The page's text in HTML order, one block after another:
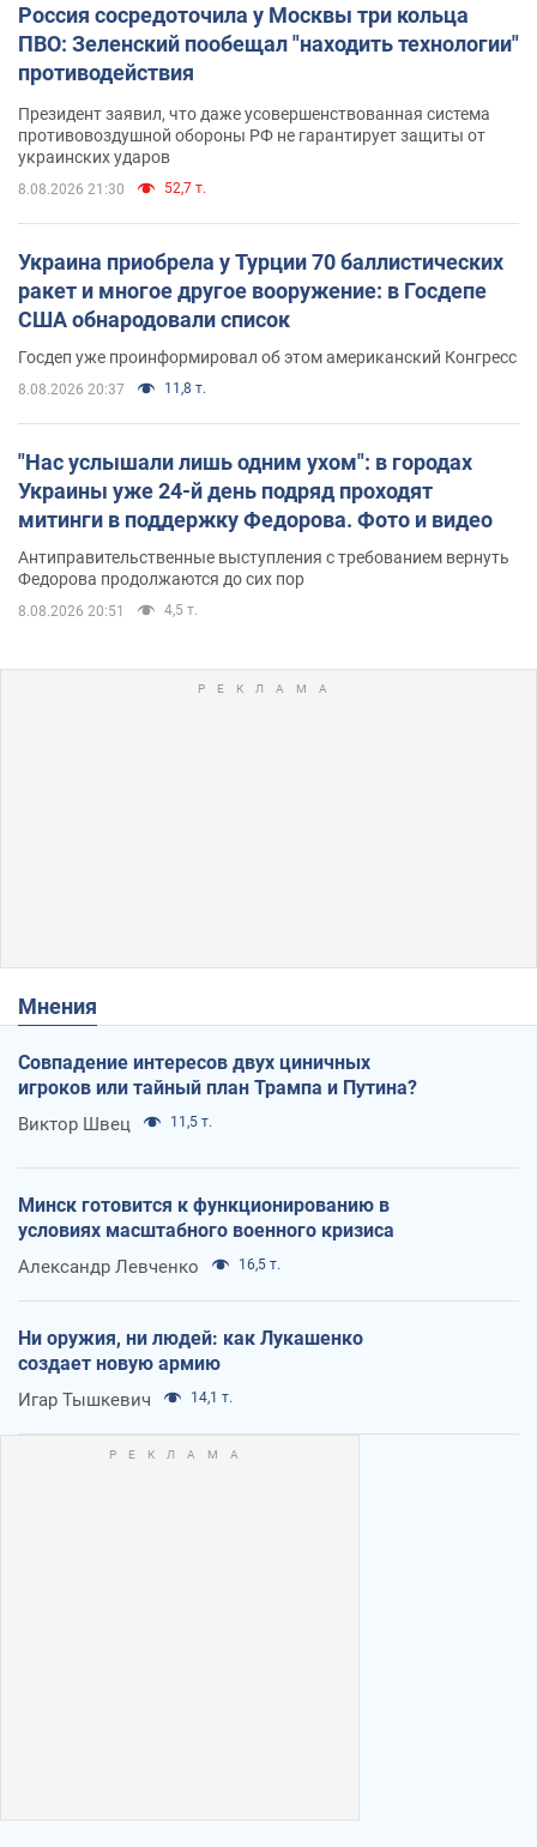
Россия сосредоточила у Москвы три кольца
ПВО: Зеленский пообещал "находить технологии"
противодействия
Президент заявил, что даже усовершенствованная система
противовоздушной обороны РФ не гарантирует защиты от
украинских ударов
8.08.2026 21:30 52,7 т.
Украина приобрела у Турции 70 баллистических
ракет и многое другое вооружение: в Госдепе
США обнародовали список
Госдеп уже проинформировал об этом американский Конгресс
8.08.2026 20:37 11,8 т.
"Нас услышали лишь одним ухом": в городах
Украины уже 24-й день подряд проходят
митинги в поддержку Федорова. Фото и видео
Антиправительственные выступления с требованием вернуть
Федорова продолжаются до сих пор
8.08.2026 20:51 4,5 т.
Мнения
Совпадение интересов двух циничных
игроков или тайный план Трампа и Путина?
Виктор Швец 11,5 т.
Минск готовится к функционированию в
условиях масштабного военного кризиса
Александр Левченко 16,5 т.
Ни оружия, ни людей: как Лукашенко
создает новую армию
Игар Тышкевич 14,1 т.